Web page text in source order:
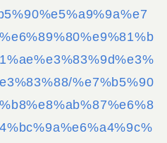
%e7%b5%90